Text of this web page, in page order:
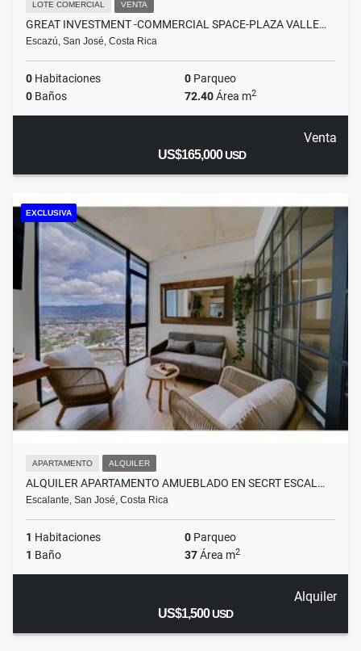
LOTE COMERCIAL VENTA
GREAT INVESTMENT -COMMERCIAL SPACE-PLAZA VALLE…
Escazú, San José, Costa Rica
0 Habitaciones 0 Parqueo
0 Baños 72.40Área m2
Venta
US$165,000USD
EXCLUSIVA
APARTAMENTO ALQUILER
ALQUILER APARTAMENTO AMUEBLADO EN SECRT ESCAL…
Escalante, San José, Costa Rica
1 Habitaciones 0 Parqueo
1 Baño 37Área m2
Alquiler
US$1,500USD